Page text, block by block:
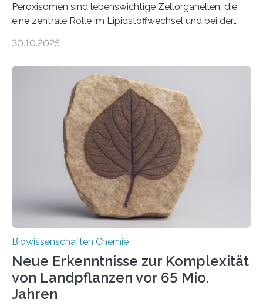
Peroxisomen sind lebenswichtige Zellorganellen, die
eine zentrale Rolle im Lipidstoffwechsel und bei der
erfüllen können, müssen zahlreiche Enzyme präzise in
der Ruhr-Universität Bochum um Prof. Dr. Ralf Erdmann
und Dr. Ismaila Francis Yusuf hat nun einen bislang
unbekannten Qualitätskontrollmechanismus des
peroxisomalen Proteintransports in der Bäckerhefe
Saccharomyces cerevisiae entdeckt, der für die
Funktionsfähigkeit der Organellen entscheidend ist. Die
Studie wurde am 28. Oktober 2025 in der
Fachzeitschrift…
30.10.2025
Biowissenschaften Chemie
Neue Erkenntnisse zur Komplexität
von Landpflanzen vor 65 Mio.
Jahren